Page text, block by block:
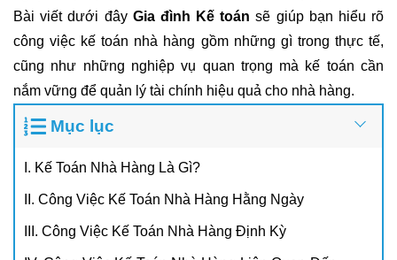
Bài viết dưới đây Gia đình Kế toán sẽ giúp bạn hiểu rõ
công việc kế toán nhà hàng gồm những gìtrong thực tế,
cũng như những nghiệp vụ quan trọng mà kế toán cần
nắm vững để quản lý tài chính hiệu quả cho nhà hàng.
Mục lục
I. Kế Toán Nhà Hàng Là Gì?
II. Công Việc Kế Toán Nhà Hàng Hằng Ngày
III. Công Việc Kế Toán Nhà Hàng Định Kỳ